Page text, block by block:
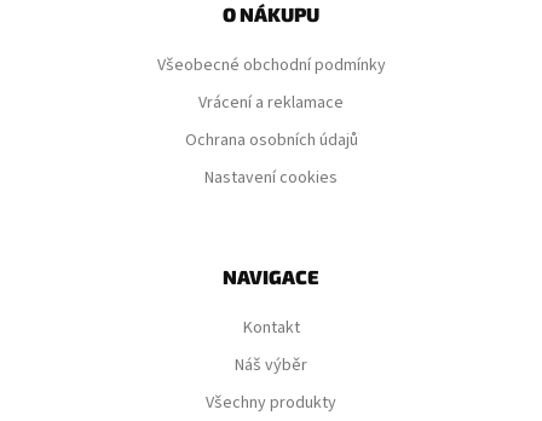
c
í
p
r
v
y
p
i
s
O NÁKUPU
Všeobecné obchodní podmínky
Vrácení a reklamace
Ochrana osobních údajů
Nastavení cookies
NAVIGACE
Kontakt
Náš výběr
Všechny produkty